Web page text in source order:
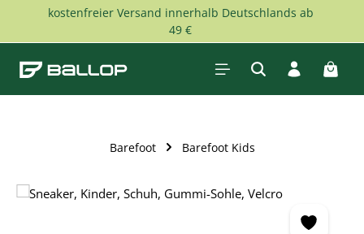
Zum Hauptinhalt springen
kostenfreier Versand innerhalb Deutschlands ab
49 €
Barefoot Barefoot Kids
Bildergalerie überspringen